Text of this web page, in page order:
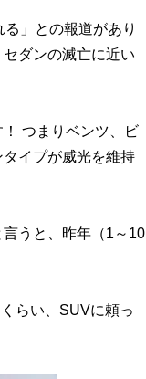
」との報道があり
ダンの滅亡に近い
つまりベンツ、ビ
イプが威光を維持
うと、昨年（1～10
らい、SUVに頼っ